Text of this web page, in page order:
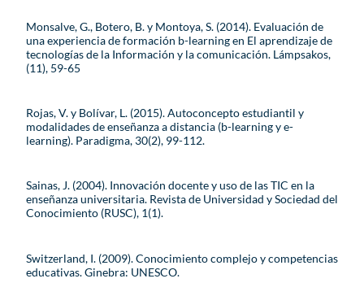
Monsalve, G., Botero, B. y Montoya, S. (2014). Evaluación de
una experiencia de formación b-learning en El aprendizaje de
tecnologías de la Información y la comunicación. Lámpsakos,
(11), 59-65
Rojas, V. y Bolívar, L. (2015). Autoconcepto estudiantil y
modalidades de enseñanza a distancia (b-learning y e-
learning). Paradigma, 30(2), 99-112.
Sainas, J. (2004). Innovación docente y uso de las TIC en la
enseñanza universitaria. Revista de Universidad y Sociedad del
Conocimiento (RUSC), 1(1).
Switzerland, I. (2009). Conocimiento complejo y competencias
educativas. Ginebra: UNESCO.